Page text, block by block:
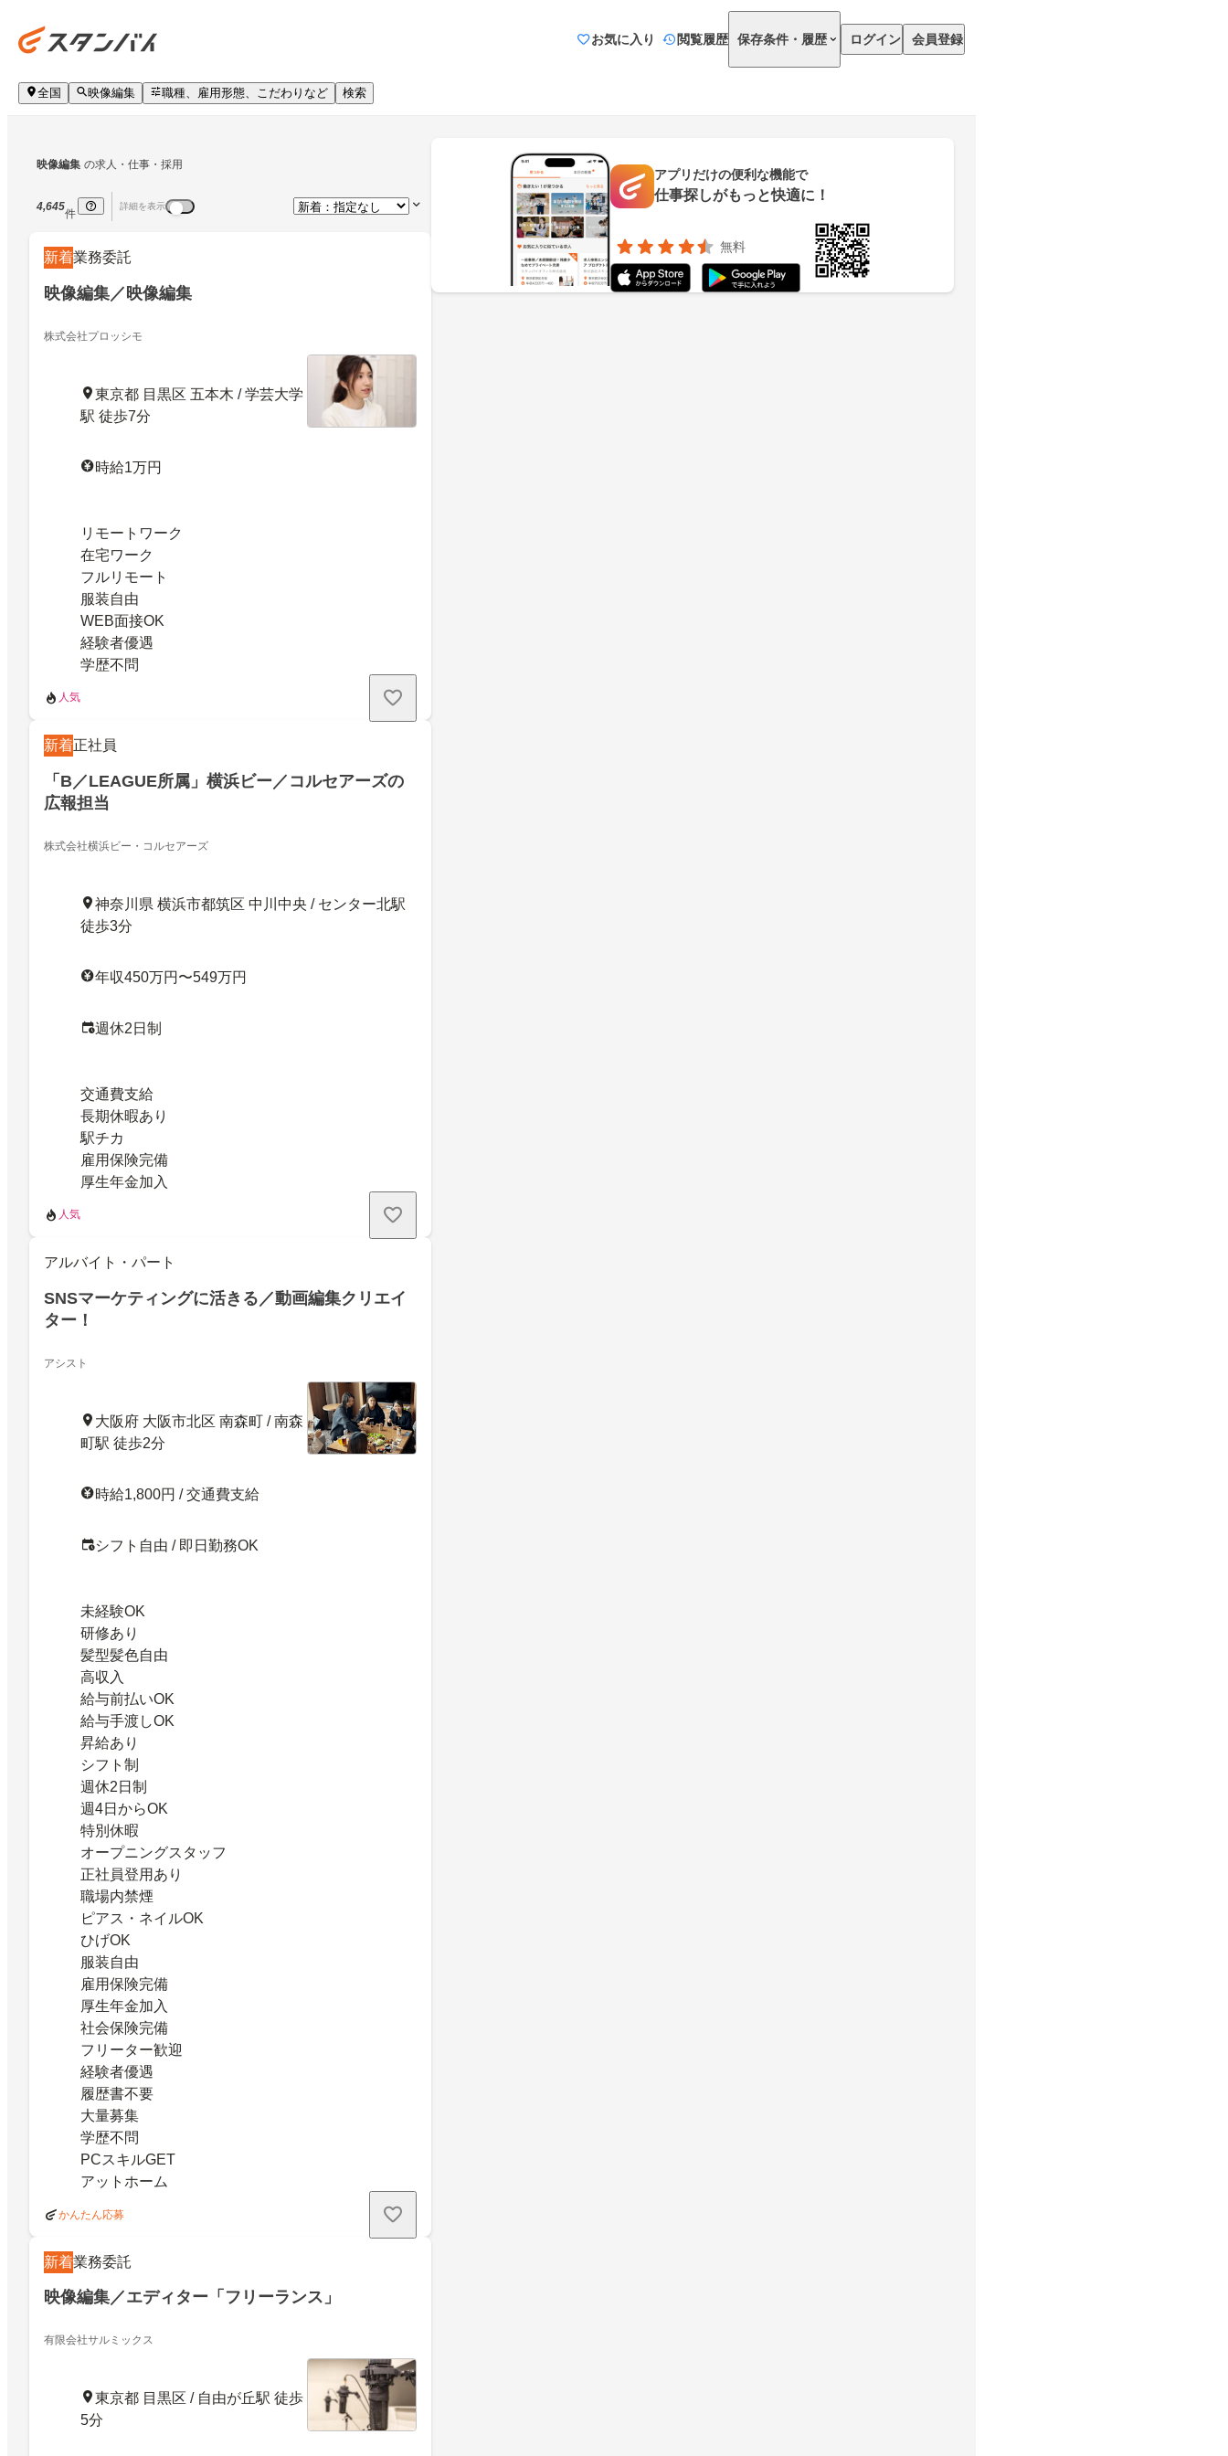
お気に入り 閲覧履歴 保存条件・履歴 ログイン 会員登録
全国 映像編集 職種、雇用形態、こだわりなど 検索
映像編集 の求人・仕事・採用
4,645
件
詳細を表示
新着業務委託
映像編集／映像編集
株式会社プロッシモ
東京都 目黒区 五本木 / 学芸大学
駅 徒歩7分
時給1万円
リモートワーク
在宅ワーク
フルリモート
服装自由
WEB面接OK
経験者優遇
学歴不問
人気
新着正社員
「B／LEAGUE所属」横浜ビー／コルセアーズの
広報担当
株式会社横浜ビー・コルセアーズ
神奈川県 横浜市都筑区 中川中央 / センター北駅
徒歩3分
年収450万円〜549万円
週休2日制
交通費支給
長期休暇あり
駅チカ
雇用保険完備
厚生年金加入
人気
アルバイト・パート
SNSマーケティングに活きる／動画編集クリエイ
ター！
アシスト
大阪府 大阪市北区 南森町 / 南森
町駅 徒歩2分
時給1,800円 / 交通費支給
シフト自由 / 即日勤務OK
未経験OK
研修あり
髪型髪色自由
高収入
給与前払いOK
給与手渡しOK
昇給あり
シフト制
週休2日制
週4日からOK
特別休暇
オープニングスタッフ
正社員登用あり
職場内禁煙
ピアス・ネイルOK
ひげOK
服装自由
雇用保険完備
厚生年金加入
社会保険完備
フリーター歓迎
経験者優遇
履歴書不要
大量募集
学歴不問
PCスキルGET
アットホーム
かんたん応募
新着業務委託
映像編集／エディター「フリーランス」
有限会社サルミックス
東京都 目黒区 / 自由が丘駅 徒歩
5分
アプリだけの便利な機能で
仕事探しがもっと快適に！
無料